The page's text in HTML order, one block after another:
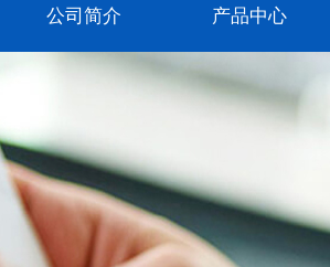
公司简介 产品中心